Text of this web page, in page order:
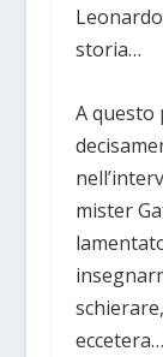
storia…
A questo
mister